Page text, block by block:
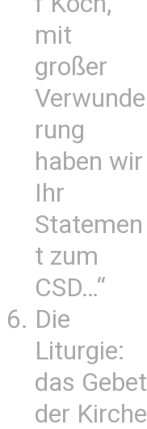
mit
großer
Verwunde
rung
haben wir
Ihr
Statemen
t zum
CSD…“
Die
Liturgie:
das Gebet
der Kirche